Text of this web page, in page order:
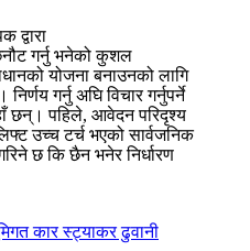
द्वारा
गर्नु भनेको कुशल
योजना बनाउनको लागि
गर्नु अघि विचार गर्नुपर्ने
छन्। पहिले, आवेदन परिदृश्य
उच्च टर्च भएको सार्वजनिक
छ कि छैन भनेर निर्धारण